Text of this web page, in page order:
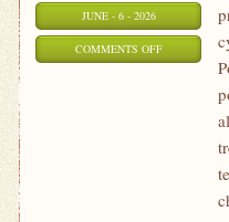
JUNE - 6 - 2026
COMMENTS OFFON
FOTOGRAFII